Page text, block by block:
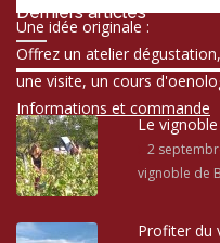
Une idée originale :
Offrez un atelier dégustation,
une visite, un cours
Informations et commande
Derniers articles
Le
2
vignoble de
Profiter du